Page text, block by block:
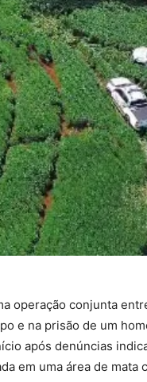
operação conjunta
e na prisão de um
após denúncias
em uma área de mata